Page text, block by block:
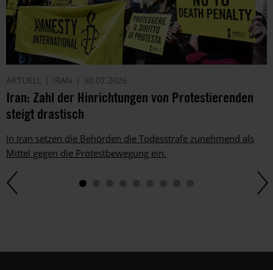
AKTUELL IRAN 30.07.2026
Iran: Zahl der Hinrichtungen von Protestierenden
steigt drastisch
In Iran setzen die Behörden die Todesstrafe zunehmend als
Mittel gegen die Protestbewegung ein.